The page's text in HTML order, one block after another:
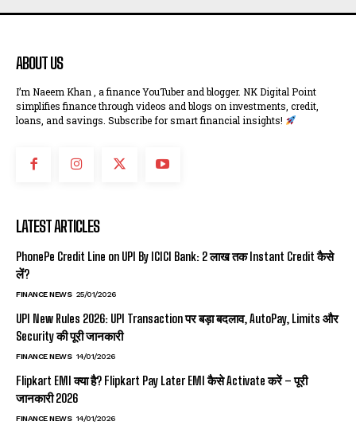
ABOUT US
I’m Naeem Khan , a finance YouTuber and blogger. NK Digital Point
simplifies finance through videos and blogs on investments, credit,
loans, and savings. Subscribe for smart financial insights!
LATEST ARTICLES
PhonePe Credit Line on UPI By ICICI Bank: ₹2 लाख तक Instant Credit कैसे
लें?
FINANCE NEWS 25/01/2026
UPI New Rules 2026: UPI Transaction पर बड़ा बदलाव, AutoPay, Limits और
Security की पूरी जानकारी
FINANCE NEWS 14/01/2026
Flipkart EMI क्या है? Flipkart Pay Later EMI कैसे Activate करें – पूरी
जानकारी 2026
FINANCE NEWS 14/01/2026